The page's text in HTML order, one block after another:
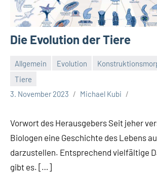
Die Evolution der Tiere
Allgemein Evolution
Tiere
3. November 2023
Michael Kubi
Vorwort des Herausgebers Seit jeher
Biologen eine Geschichte des Lebens
darzustellen. Entsprechend vielfältige
gibt es. […]